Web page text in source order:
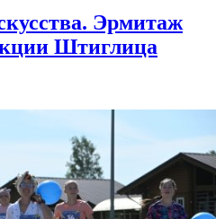
Эрмитаж
Штиглица